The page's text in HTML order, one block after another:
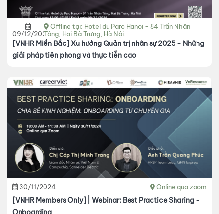
09/12/2024
Offline tại: Hotel du Parc Hanoi - 84 Trần Nhân
Tông,​ ​Hai Bà Trưng, Hà Nội.
[VNHR Miền Bắc] Xu hướng Quản trị nhân sự 2025 - Những
giải pháp tiên phong và thực tiễn cao
30/11/2024 Online qua zoom
[VNHR Members Only] | Webinar: Best Practice Sharing -
Onboarding